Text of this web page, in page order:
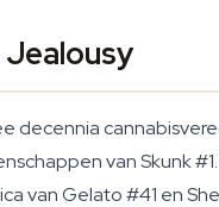
decennia
van Skunk
van Gelato #41 en